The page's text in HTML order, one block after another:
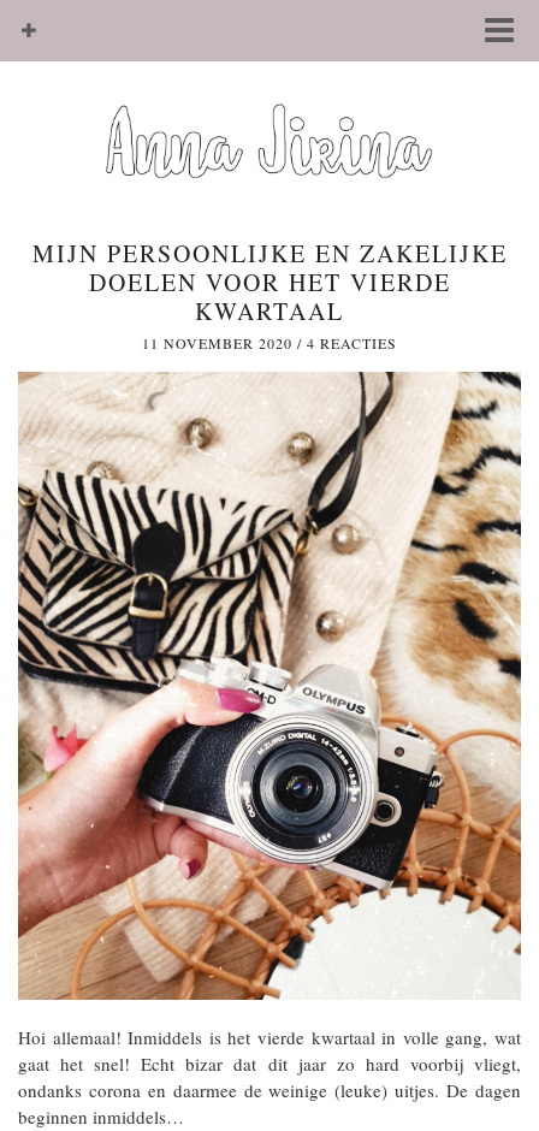
MIJN PERSOONLIJKE EN ZAKELIJKE
DOELEN VOOR HET VIERDE
KWARTAAL
11 NOVEMBER 2020 / 4 REACTIES
Hoi allemaal! Inmiddels is het vierde kwartaal in volle gang, wat
gaat het snel! Echt bizar dat dit jaar zo hard voorbij vliegt,
ondanks corona en daarmee de weinige (leuke) uitjes. De dagen
beginnen inmiddels…